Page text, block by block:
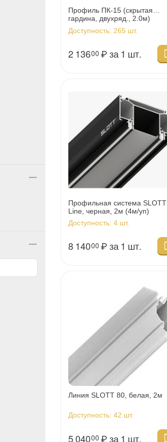
Профиль ПК-15 (скрытая
гардина, двухряд., 2.0м)
Доступность: 265 шт.
2 13600 ₽за 1 шт.
Профильная система SLOTT
Line, черная, 2м (4м/уп)
Доступность: 4 шт.
8 14000 ₽за 1 шт.
Линия SLOTT 80, белая, 2м
Доступность: 42 шт.
5 04000 ₽за 1 шт.